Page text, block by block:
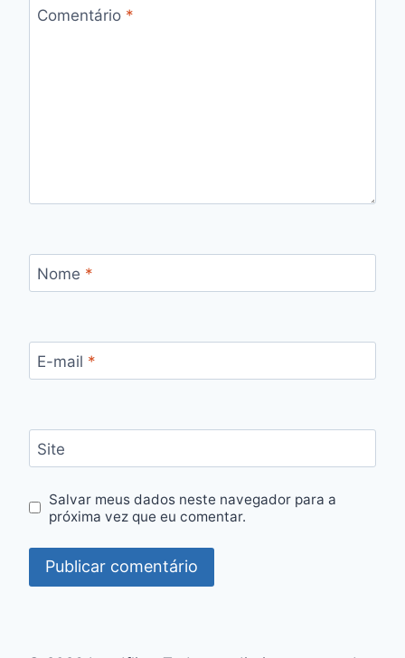
Comentário *
Nome *
E-mail *
Site
Salvar meus dados neste navegador para a
próxima vez que eu comentar.